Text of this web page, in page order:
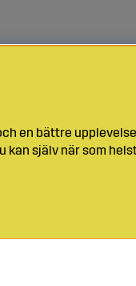
en bättre
själv när som